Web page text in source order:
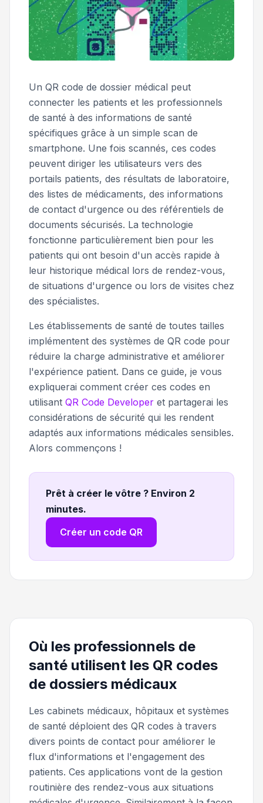
Un QR code de dossier médical peut
connecter les patients et les professionnels
de santé à des informations de santé
spécifiques grâce à un simple scan de
smartphone. Une fois scannés, ces codes
peuvent diriger les utilisateurs vers des
portails patients, des résultats de laboratoire,
des listes de médicaments, des informations
de contact d'urgence ou des référentiels de
documents sécurisés. La technologie
fonctionne particulièrement bien pour les
patients qui ont besoin d'un accès rapide à
leur historique médical lors de rendez-vous,
de situations d'urgence ou lors de visites chez
des spécialistes.
Les établissements de santé de toutes tailles
implémentent des systèmes de QR code pour
réduire la charge administrative et améliorer
l'expérience patient. Dans ce guide, je vous
expliquerai comment créer ces codes en
utilisant QR Code Developer et partagerai les
considérations de sécurité qui les rendent
adaptés aux informations médicales sensibles.
Alors commençons !
Prêt à créer le vôtre ? Environ 2
minutes.
Créer un code QR
Où les professionnels de
santé utilisent les QR codes
de dossiers médicaux
Les cabinets médicaux, hôpitaux et systèmes
de santé déploient des QR codes à travers
divers points de contact pour améliorer le
flux d'informations et l'engagement des
patients. Ces applications vont de la gestion
routinière des rendez-vous aux situations